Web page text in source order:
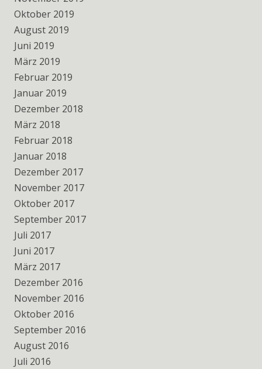
Oktober 2019
August 2019
Juni 2019
März 2019
Februar 2019
Januar 2019
Dezember 2018
März 2018
Februar 2018
Januar 2018
Dezember 2017
November 2017
Oktober 2017
September 2017
Juli 2017
Juni 2017
März 2017
Dezember 2016
November 2016
Oktober 2016
September 2016
August 2016
Juli 2016